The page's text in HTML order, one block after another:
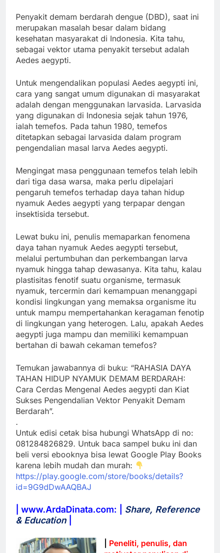
Penyakit demam berdarah dengue (DBD), saat ini
merupakan masalah besar dalam bidang
kesehatan masyarakat di Indonesia. Kita tahu,
sebagai vektor utama penyakit tersebut adalah
Aedes aegypti.
Untuk mengendalikan populasi Aedes aegypti ini,
cara yang sangat umum digunakan di masyarakat
adalah dengan menggunakan larvasida. Larvasida
yang digunakan di Indonesia sejak tahun 1976,
ialah temefos. Pada tahun 1980, temefos
ditetapkan sebagai larvasida dalam program
pengendalian masal larva Aedes aegypti.
Mengingat masa penggunaan temefos telah lebih
dari tiga dasa warsa, maka perlu dipelajari
pengaruh temefos terhadap daya tahan hidup
nyamuk Aedes aegypti yang terpapar dengan
insektisida tersebut.
Lewat buku ini, penulis memaparkan fenomena
daya tahan nyamuk Aedes aegypti tersebut,
melalui pertumbuhan dan perkembangan larva
nyamuk hingga tahap dewasanya. Kita tahu, kalau
plastisitas fenotif suatu organisme, termasuk
nyamuk, tercermin dari kemampuan menanggapi
kondisi lingkungan yang memaksa organisme itu
untuk mampu mempertahankan keragaman fenotip
di lingkungan yang heterogen. Lalu, apakah Aedes
aegypti juga mampu dan memiliki kemampuan
bertahan di bawah cekaman temefos?
Temukan jawabannya di buku: “RAHASIA DAYA
TAHAN HIDUP NYAMUK DEMAM BERDARAH:
Cara Cerdas Mengenal Aedes aegypti dan Kiat
Sukses Pengendalian Vektor Penyakit Demam
Berdarah”.
.
Untuk edisi cetak bisa hubungi WhatsApp di no:
081284826829. Untuk baca sampel buku ini dan
beli versi ebooknya bisa lewat Google Play Books
karena lebih mudah dan murah:
https://play.google.com/store/books/details?
id=9G9dDwAAQBAJ
| www.ArdaDinata.com: | Share, Reference
& Education|
Peneliti, penulis, dan